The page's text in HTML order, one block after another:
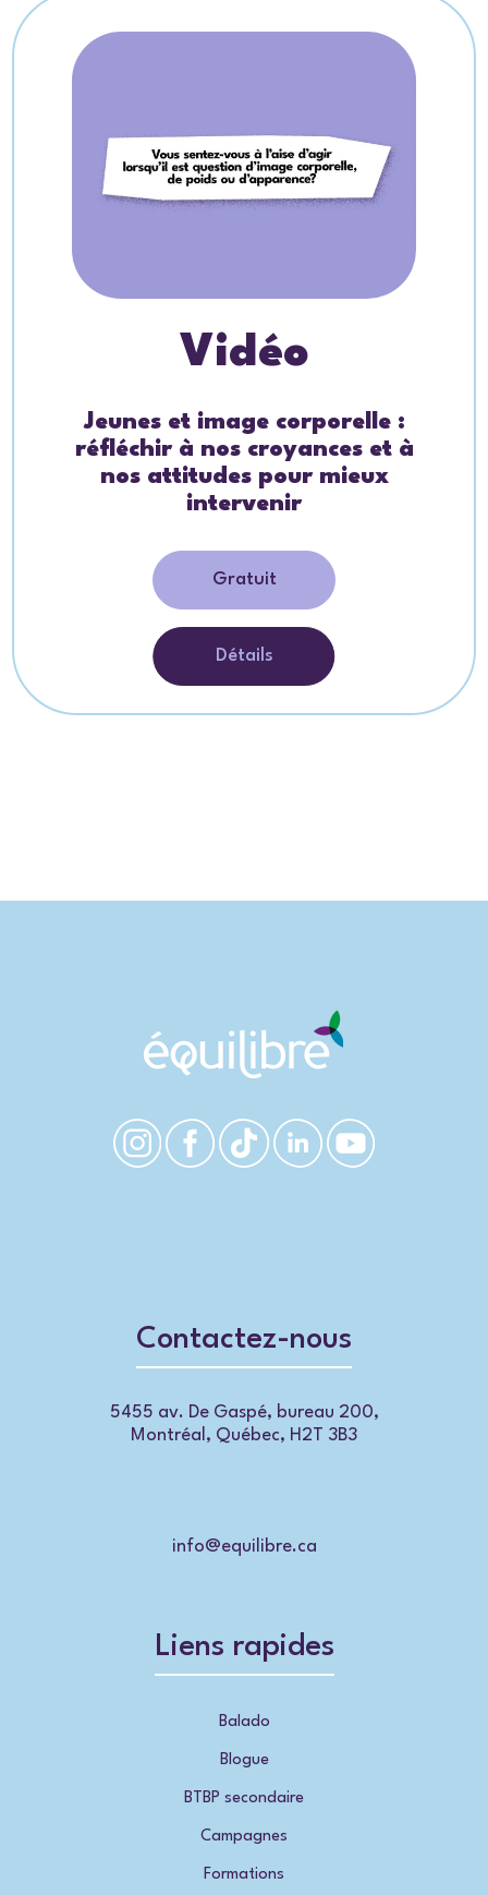
Vidéo
Jeunes et image corporelle :
réfléchir à nos croyances et à
nos attitudes pour mieux
intervenir
Gratuit
Détails
Contactez-nous
5455 av. De Gaspé, bureau 200,
Montréal, Québec, H2T 3B3
info@equilibre.ca
Liens rapides
Balado
Blogue
BTBP secondaire
Campagnes
Formations